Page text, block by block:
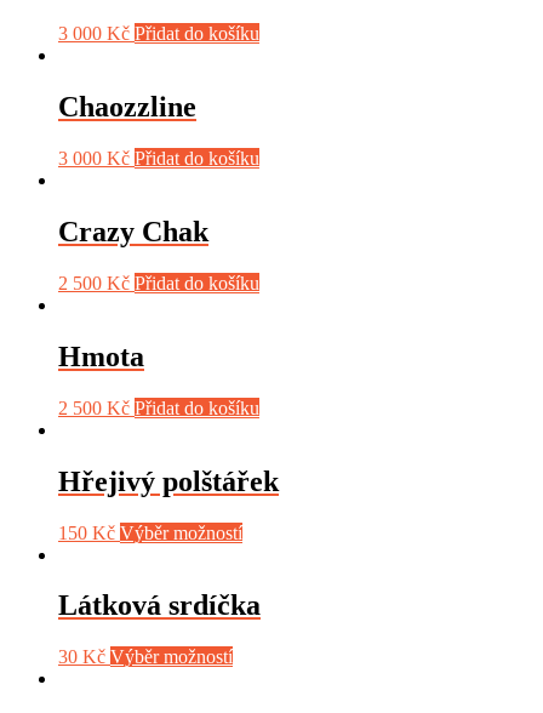
3 000 Kč Přidat do košíku
Chaozzline
3 000 Kč Přidat do košíku
Crazy Chak
2 500 Kč Přidat do košíku
Hmota
2 500 Kč Přidat do košíku
Hřejivý polštářek
150 Kč Výběr možností
Látková srdíčka
30 Kč Výběr možností